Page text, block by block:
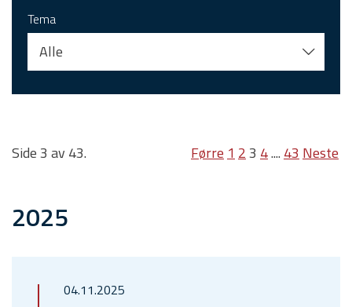
Tema
Alle
Side 3 av 43. Førre 1 23 4.... 43 Neste
2025
04.11.2025